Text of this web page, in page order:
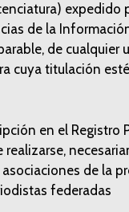
expedido
de la
de cualquier
cuya titulación
en el Registro
de la
federadas